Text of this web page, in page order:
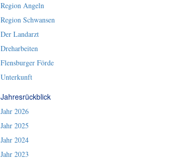
Region Angeln
Region Schwansen
Der Landarzt
Dreharbeiten
Flensburger Förde
Unterkunft
Jahresrückblick
Jahr 2026
Jahr 2025
Jahr 2024
Jahr 2023